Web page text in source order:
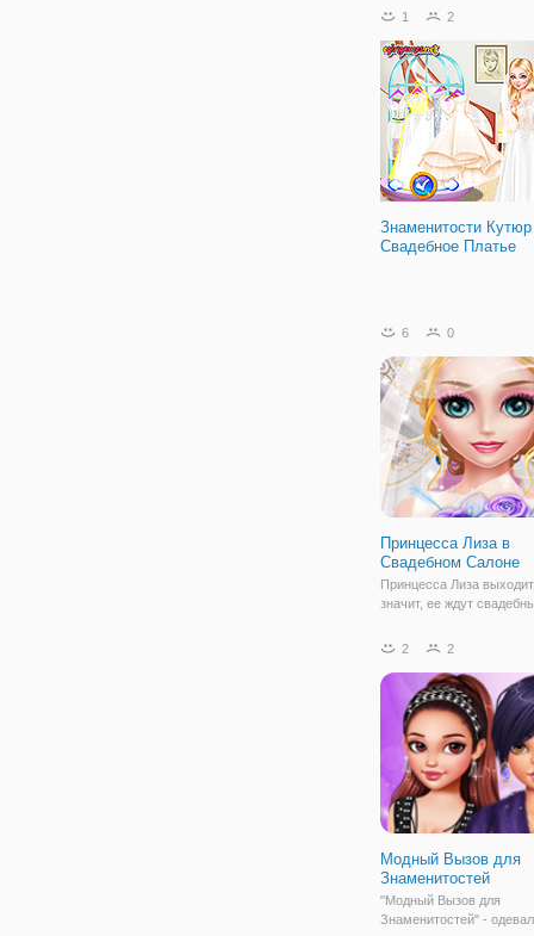
обновить имидж. И вы
гардероб хочется
светлые вещи, в числе
пастельные
1 2
Знаменитости Кутюр
Свадебное Платье
6 0
Принцесса Лиза в
Свадебном Салоне
Принцесса Лиза
значит, ее ждут
стали приятными, не
"Принцесса Лиза в
Салоне" вы станете для
не только
2 2
Модный Вызов для
Знаменитостей
"Модный Вызов для
Знаменитостей" -